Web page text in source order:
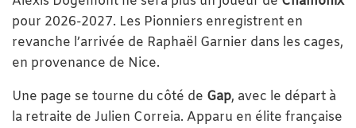
pour 2026-2027. Les Pionniers enregistrent en
revanche l’arrivée de Raphaël Garnier dans les cages,
en provenance de Nice.
Une page se tourne du côté de Gap, avec le départ à
la retraite de Julien Correia. Apparu en élite française